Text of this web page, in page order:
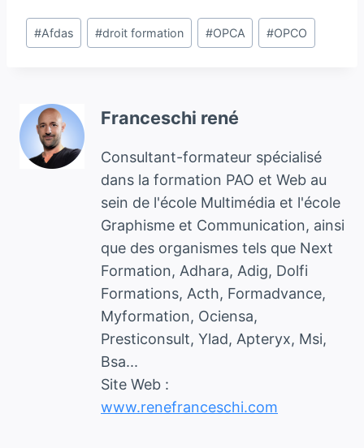
Étiquettes
de
#Afdas #droit formation #OPCA #OPCO
Franceschi rené
Consultant-formateur spécialisé
dans la formation PAO et Web au
sein de l'école Multimédia et l'école
Graphisme et Communication, ainsi
que des organismes tels que Next
Formation, Adhara, Adig, Dolfi
Formations, Acth, Formadvance,
Myformation, Ociensa,
Presticonsult, Ylad, Apteryx, Msi,
Bsa...
Site Web :
www.renefranceschi.com